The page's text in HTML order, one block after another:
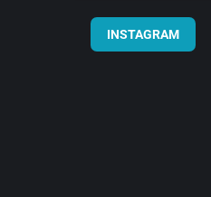
INSTAGRAM